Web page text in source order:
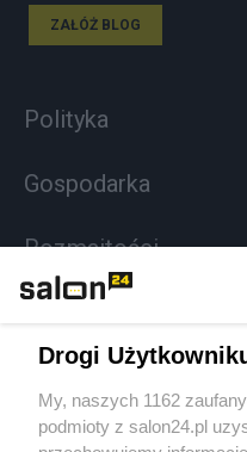
ZAŁÓŻ BLOG
Polityka
Gospodarka
Rozmaitości
Sport
Społeczeństwo
Drogi
My, naszych 1162
podmioty z salon24.pl